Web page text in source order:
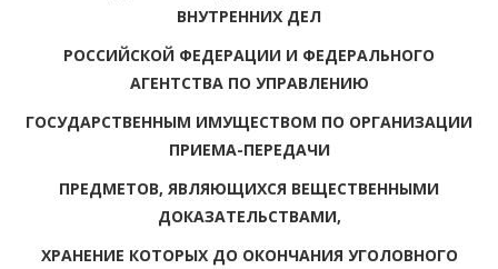
ВНУТРЕННИХ ДЕЛ
РОССИЙСКОЙ ФЕДЕРАЦИИ И ФЕДЕРАЛЬНОГО
АГЕНТСТВА ПО УПРАВЛЕНИЮ
ГОСУДАРСТВЕННЫМ ИМУЩЕСТВОМ ПО ОРГАНИЗАЦИИ
ПРИЕМА-ПЕРЕДАЧИ
ПРЕДМЕТОВ, ЯВЛЯЮЩИХСЯ ВЕЩЕСТВЕННЫМИ
ДОКАЗАТЕЛЬСТВАМИ,
ХРАНЕНИЕ КОТОРЫХ ДО ОКОНЧАНИЯ УГОЛОВНОГО